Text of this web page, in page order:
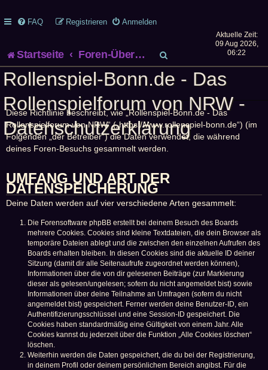
FAQ Anmelden
Registrieren
Startseite Foren-Übersicht
u
c
h
Aktuelle Zeit:
09 Aug 2026,
06:22
Rollenspiel-Bonn.de - Das
Rollenspielforum von NRW -
Datenschutzerklärung
Diese Richtlinie beschreibt, wie „Rollenspiel-Bonn.de - Das
Rollenspielforum von NRW“ („https://www.rollenspiel-bonn.de“) (im
Folgenden „der Betreiber“) die Daten verwendet, die während
deines Foren-Besuchs gesammelt werden.
UMFANG UND ART DER
DATENSPEICHERUNG
Deine Daten werden auf vier verschiedene Arten gesammelt:
Die Forensoftware phpBB erstellt bei deinem Besuch des Boards
mehrere Cookies. Cookies sind kleine Textdateien, die dein Browser als
temporäre Dateien ablegt und die zwischen den einzelnen Aufrufen des
Boards erhalten bleiben. In diesen Cookies sind die aktuelle ID deiner
Sitzung (damit dir alle Seitenaufrufe zugeordnet werden können),
Informationen über die von dir gelesenen Beiträge (zur Markierung
dieser als gelesen/ungelesen; sofern du nicht angemeldet bist) sowie
Informationen über deine Teilnahme an Umfragen (sofern du nicht
angemeldet bist) gespeichert. Ferner werden deine Benutzer-ID, ein
Authentifizierungsschlüssel und eine Session-ID gespeichert. Die
Cookies haben standardmäßig eine Gültigkeit von einem Jahr. Alle
Cookies kannst du jederzeit über die Funktion „Alle Cookies löschen“
löschen.
Weiterhin werden die Daten gespeichert, die du bei der Registrierung,
in deinem Profil oder deinem persönlichem Bereich angibst. Für die